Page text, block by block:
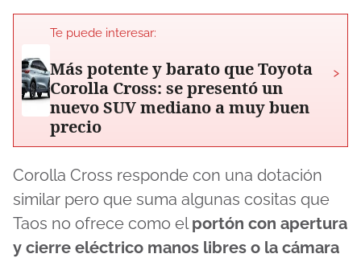
Te puede interesar:
Más potente y barato que Toyota
Corolla Cross: se presentó un
nuevo SUV mediano a muy buen
precio
›
Corolla Cross responde con una dotación
similar pero que suma algunas cositas que
Taos no ofrece como el portón con apertura
y cierre eléctrico manos libres o la cámara